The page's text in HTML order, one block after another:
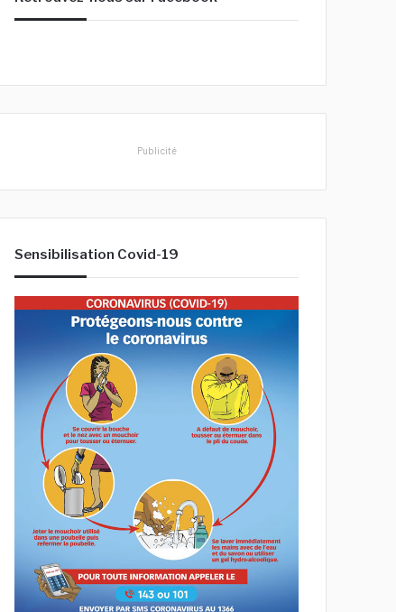
:
Publicité
Sensibilisation Covid-19